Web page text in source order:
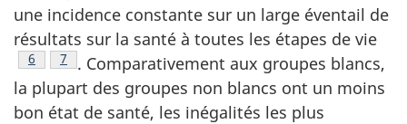
une incidence constante sur un large éventail de
résultats sur la santé à toutes les étapes de vie
Note de bas de page
6 Note de bas de page
7
. Comparativement aux groupes blancs,
la plupart des groupes non blancs ont un moins
bon état de santé, les inégalités les plus